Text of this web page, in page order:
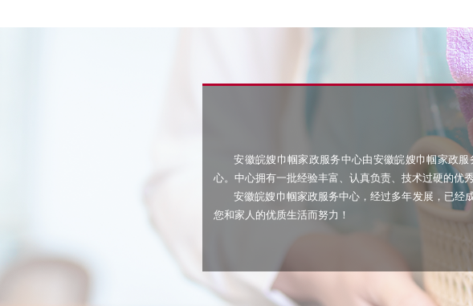
安徽皖嫂巾帼家政服务中心由安徽皖嫂巾帼家政
心。中心拥有一批经验丰富、认真负责、技术过硬的优
安徽皖嫂巾帼家政服务中心，经过多年发展，已经
您和家人的优质生活而努力！